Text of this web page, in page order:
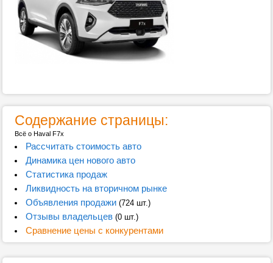
Содержание страницы:
Всё о Haval F7x
Рассчитать стоимость авто
Динамика цен нового авто
Статистика продаж
Ликвидность на вторичном рынке
Объявления продажи(724 шт.)
Отзывы владельцев(0 шт.)
Сравнение цены с конкурентами